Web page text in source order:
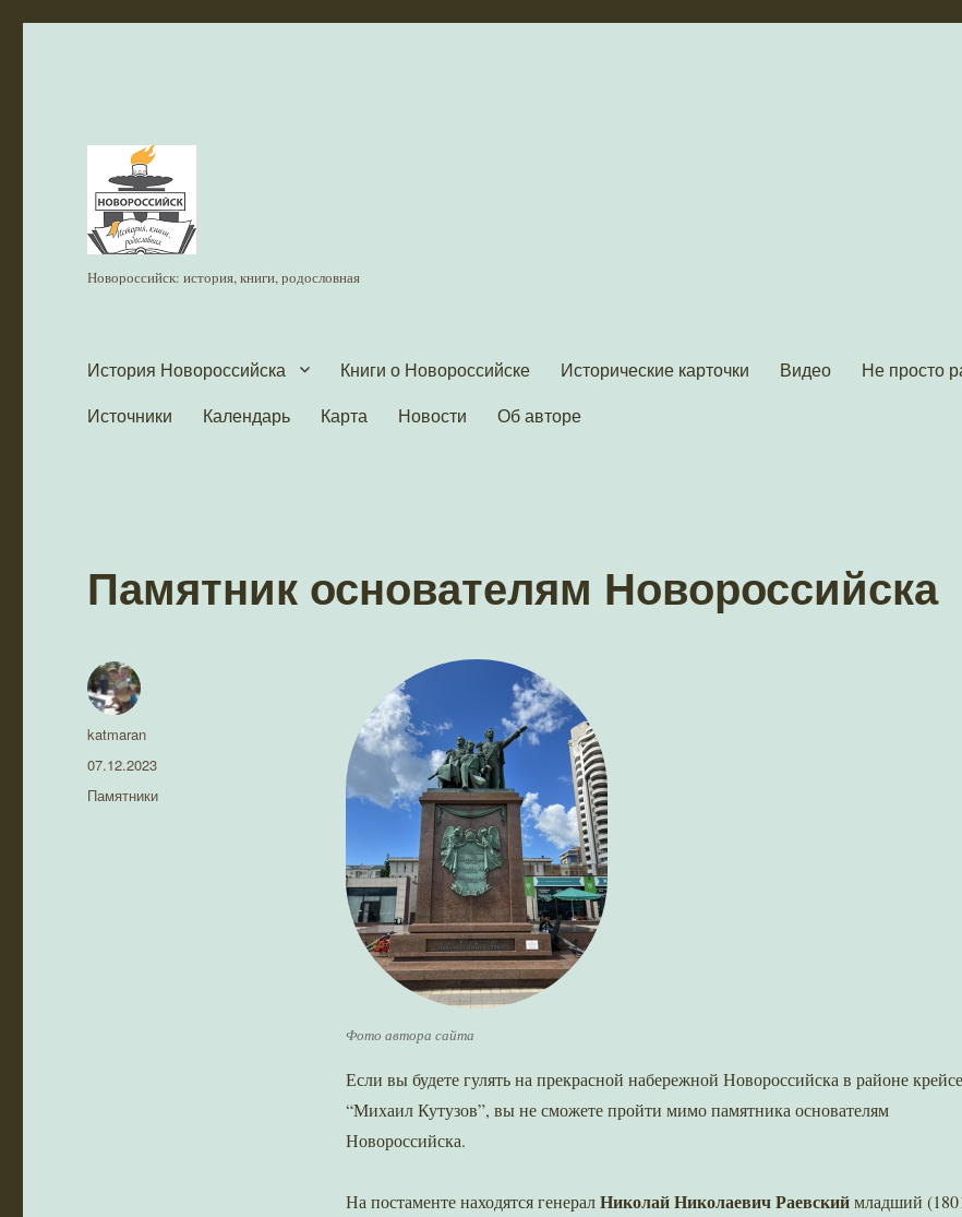
Новороссийск: история, книги, родословная
История Новороссийска Книги о Новороссийске Исторические карточки Видео Не просто
Источники
Календарь Карта Новости Об авторе
Памятник основателям Новороссийска
Фото автора сайта
Если вы будете гулять на прекрасной набережной Новороссийска в районе
“Михаил Кутузов”, вы не сможете пройти мимо памятника основателям
Новороссийска.
На постаменте находятся генералНиколай Николаевич Раевскиймладший
Автор
katmaran
Опубликовано
07.12.2023
Рубрики
Памятники